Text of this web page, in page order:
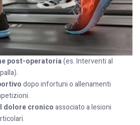
post-operatoria(es. Interventi al
dopo infortuni o allenamenti
dolore cronicoassociato a lesioni